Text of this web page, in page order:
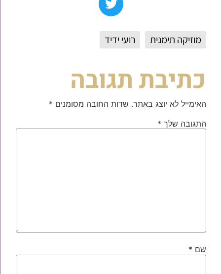
מוזיקה תימנית רועי ידיד
כתיבת תגובה
האימייל לא יוצג באתר. שדות החובה מסומנים *
התגובה שלך *
שם *